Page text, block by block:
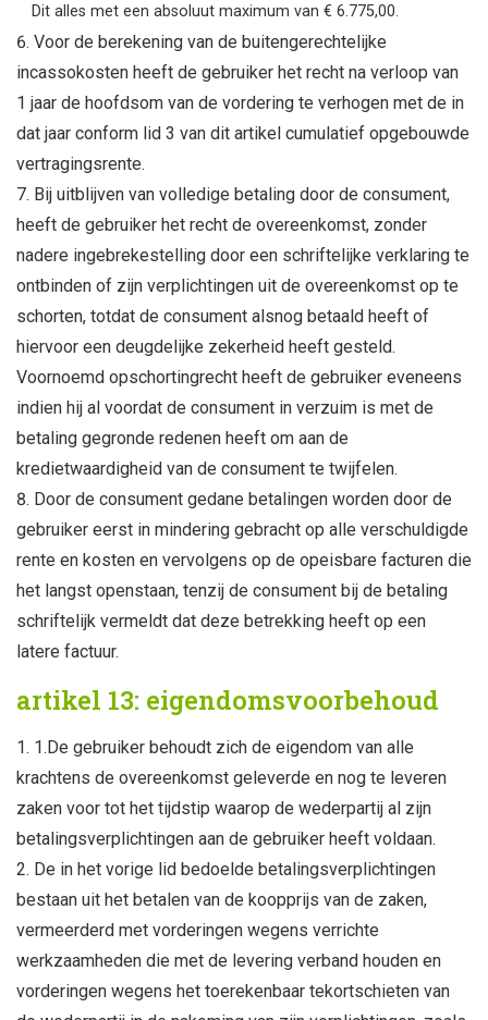
​Dit alles met een absoluut maximum van € 6.775,00.
Voor de berekening van de buitengerechtelijke
incassokosten heeft de gebruiker het recht na verloop van
1 jaar de hoofdsom van de vordering te verhogen met de in
dat jaar conform lid 3 van dit artikel cumulatief opgebouwde
vertragingsrente.
Bij uitblijven van volledige betaling door de consument,
heeft de gebruiker het recht de overeenkomst, zonder
nadere ingebrekestelling door een schriftelijke verklaring te
ontbinden of zijn verplichtingen uit de overeenkomst op te
schorten, totdat de consument alsnog betaald heeft of
hiervoor een deugdelijke zekerheid heeft gesteld.
Voornoemd opschortingrecht heeft de gebruiker eveneens
indien hij al voordat de consument in verzuim is met de
betaling gegronde redenen heeft om aan de
kredietwaardigheid van de consument te twijfelen.
Door de consument gedane betalingen worden door de
gebruiker eerst in mindering gebracht op alle verschuldigde
rente en kosten en vervolgens op de opeisbare facturen die
het langst openstaan, tenzij de consument bij de betaling
schriftelijk vermeldt dat deze betrekking heeft op een
latere factuur.
artikel 13: eigendomsvoorbehoud
1.De gebruiker behoudt zich de eigendom van alle
krachtens de overeenkomst geleverde en nog te leveren
zaken voor tot het tijdstip waarop de wederpartij al zijn
betalingsverplichtin­gen aan de gebruiker heeft voldaan.
De in het vorige lid bedoelde betalingsverplichtingen
bestaan uit het betalen van de koopprijs van de zaken,
vermeerderd met vorderingen wegens verrichte
werkzaamheden die met de levering verband houden en
vorderingen wegens het toerekenbaar tekortschieten van